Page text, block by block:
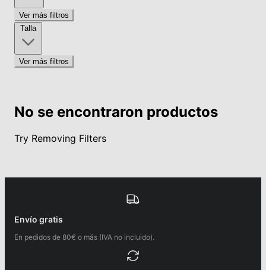
Ver más filtros
Talla
Ver más filtros
No se encontraron productos
Try Removing Filters
Envío gratis
En pedidos de 80€ o más (IVA no incluido).